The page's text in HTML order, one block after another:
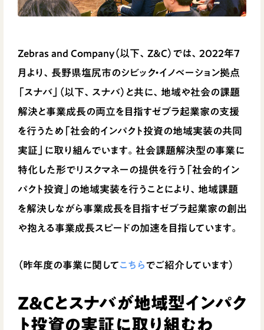
Zebras and Company（以下、Z&C）では、2022年7
月より、長野県塩尻市のシビック・イノベーション拠点
「スナバ」（以下、スナバ）と共に、地域や社会の課題
解決と事業成長の両立を目指すゼブラ起業家の支援
を行うため「社会的インパクト投資の地域実装の共同
実証」に取り組んでいます。社会課題解決型の事業に
特化した形でリスクマネーの提供を行う「社会的イン
パクト投資」の地域実装を行うことにより、地域課題
を解決しながら事業成長を目指すゼブラ起業家の創出
や抱える事業成長スピードの加速を目指しています。
（昨年度の事業に関してこちらでご紹介しています）
Z&Cとスナバが地域型インパク
ト投資の実証に取り組むわ